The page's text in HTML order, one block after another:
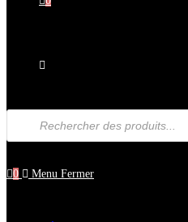
Toggle
website
Recherche
0 Menu Fermer